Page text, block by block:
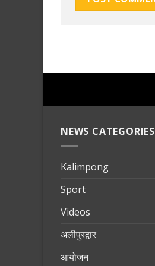
NEWS CATEGORIES
Kalimpong
Sport
Videos
अलीपुरद्वार
आयोजन